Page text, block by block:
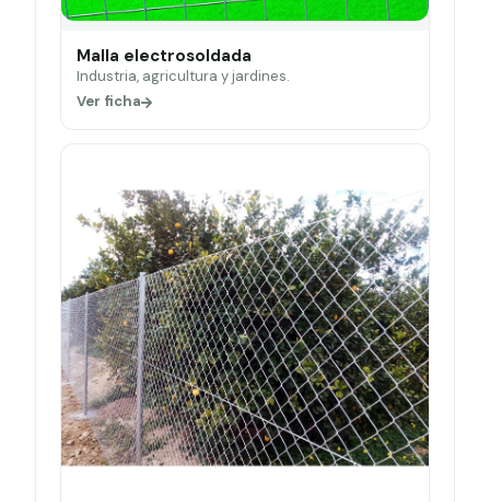
Malla electrosoldada
Industria, agricultura y jardines.
Ver ficha